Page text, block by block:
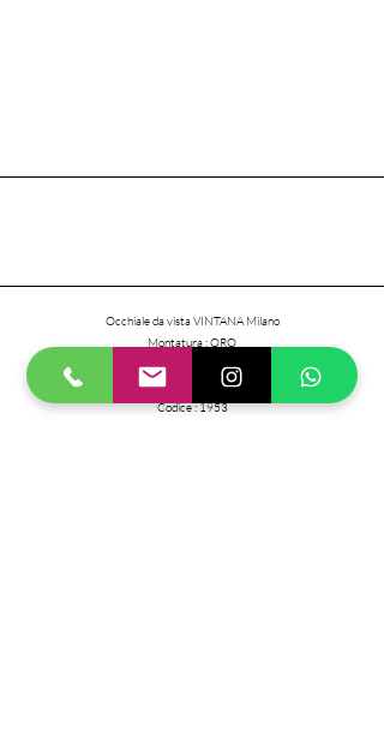
Occhiale da vista VINTANA Milano
​Montatura : ORO
Dimensioni :
50 - 21 - 145
Codice : 1953